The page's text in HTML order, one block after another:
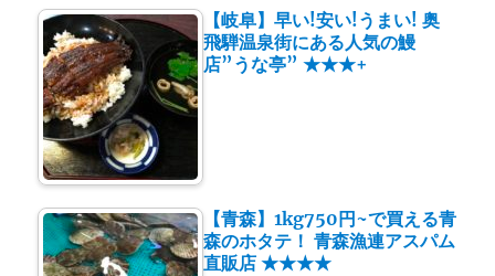
【岐阜】早い!安い!うまい! 奥
飛騨温泉街にある人気の鰻
店”うな亭” ★★★+
【青森】1kg750円~で買える青
森のホタテ！ 青森漁連アスパム
直販店 ★★★★